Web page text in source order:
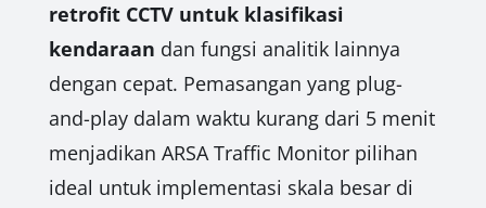
retrofit CCTV untuk klasifikasi
kendaraan dan fungsi analitik lainnya
dengan cepat. Pemasangan yang plug-
and-play dalam waktu kurang dari 5 menit
menjadikan ARSA Traffic Monitor pilihan
ideal untuk implementasi skala besar di